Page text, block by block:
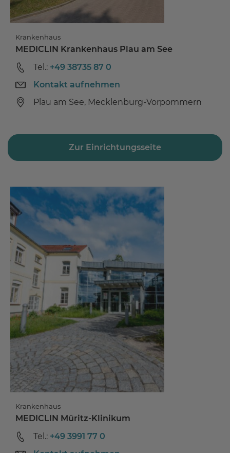
Krankenhaus
MEDICLIN Krankenhaus Plau am See
Tel.: +49 38735 87 0
Kontakt aufnehmen
Plau am See, Mecklenburg-Vorpommern
Zur Einrichtungsseite
Krankenhaus
MEDICLIN Müritz-Klinikum
Tel.: +49 3991 77 0